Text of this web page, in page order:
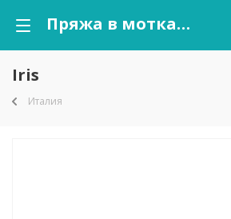
Пряжа в мотках Iris оптом от kutnor.ru
Iris
Италия